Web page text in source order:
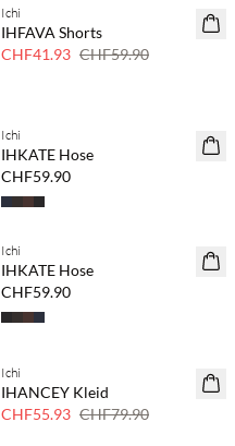
SAVE20
Ichi
IHFAVA Shorts
CHF41.93 CHF59.90
NEUHEITEN
Ichi
IHKATE Hose
CHF59.90
NEUHEITEN
Kaufe mind. 2 & spare 20 %
Ichi
IHKATE Hose
CHF59.90
SAVE20
Ichi
IHANCEY Kleid
CHF55.93 CHF79.90